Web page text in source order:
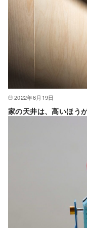
2022年6月19日
家の天井は、高いほう